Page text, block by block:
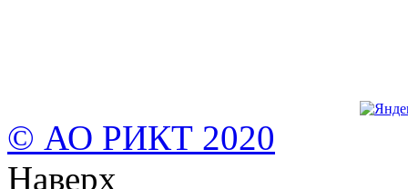
© АО РИКТ 2020
Наверх